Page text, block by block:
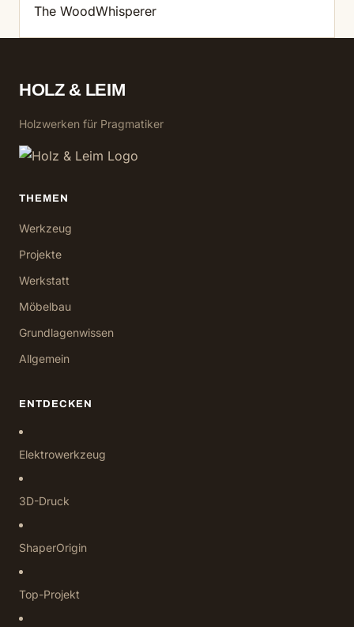
The WoodWhisperer
HOLZ & LEIM
Holzwerken für Pragmatiker
THEMEN
Werkzeug
Projekte
Werkstatt
Möbelbau
Grundlagenwissen
Allgemein
ENTDECKEN
Elektrowerkzeug
3D-Druck
ShaperOrigin
Top-Projekt